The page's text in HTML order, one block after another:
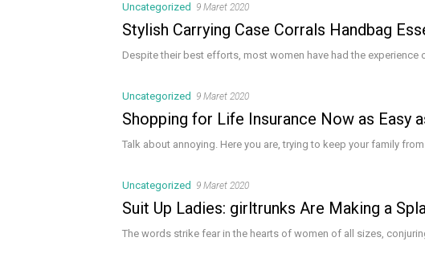
Uncategorized 9 Maret 2020
Stylish Carrying Case Corrals Handbag
Despite their best efforts, most women have had the
Uncategorized 9 Maret 2020
Shopping for Life Insurance Now as Easy
Talk about annoying. Here you are, trying to keep your family
Uncategorized 9 Maret 2020
Suit Up Ladies: girltrunks Are Making a
The words strike fear in the hearts of women of all sizes,